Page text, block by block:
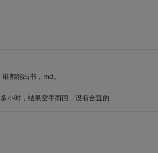
都能出书，md。
小时，结果空手而回，没有合宜的